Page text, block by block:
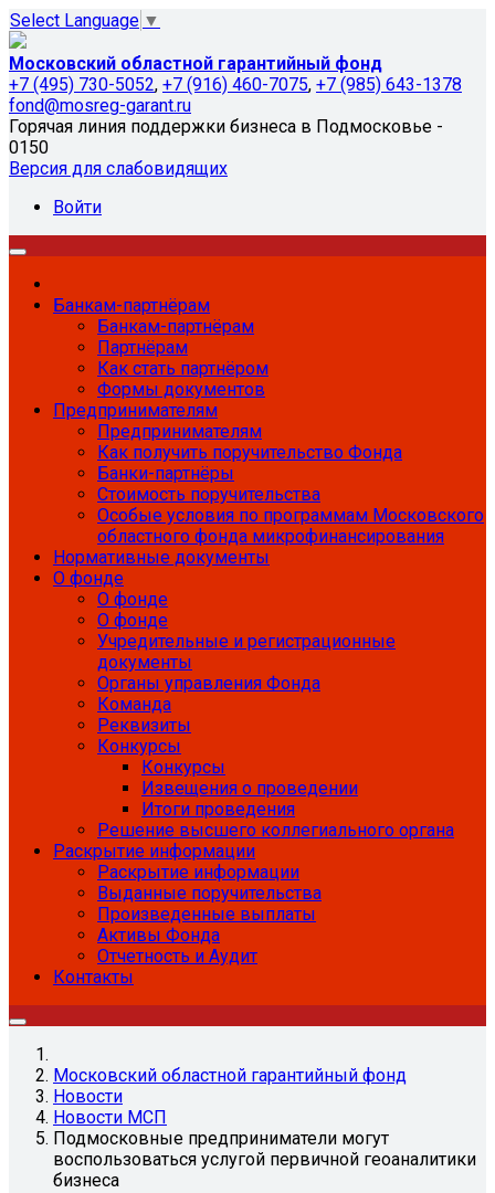
Select Language ▼
Московский областной гарантийный фонд
+7 (495) 730-5052, +7 (916) 460-7075, +7 (985) 643-1378
fond@mosreg-garant.ru
Горячая линия поддержки бизнеса в Подмосковье -
0150
Версия для слабовидящих
Войти
Банкам-партнёрам
Банкам-партнёрам
Партнёрам
Как стать партнёром
Формы документов
Предпринимателям
Предпринимателям
Как получить поручительство Фонда
Банки-партнёры
Стоимость поручительства
Особые условия по программам Московского
областного фонда микрофинансирования
Нормативные документы
О фонде
О фонде
О фонде
Учредительные и регистрационные
документы
Органы управления Фонда
Команда
Реквизиты
Конкурсы
Конкурсы
Извещения о проведении
Итоги проведения
Решение высшего коллегиального органа
Раскрытие информации
Раскрытие информации
Выданные поручительства
Произведенные выплаты
Активы Фонда
Отчетность и Аудит
Контакты
Московский областной гарантийный фонд
Новости
Новости МСП
Подмосковные предприниматели могут
воспользоваться услугой первичной геоаналитики
бизнеса